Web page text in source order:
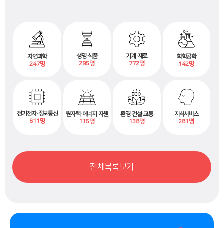
t
자연과학
247명
생명·식품
295명
기계·재료
772명
화학공학
142명
전기전자·정보통신
811명
원자력·에너지·자원
115명
환경·건설·교통
138명
지식서비스
281명
전체목록보기